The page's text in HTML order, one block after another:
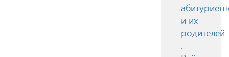
и их
родителей
.